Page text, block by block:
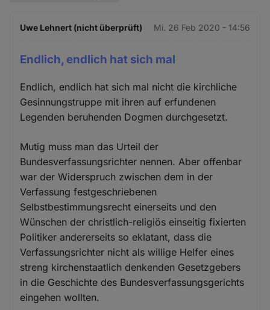
Uwe Lehnert (nicht überprüft) Mi. 26 Feb 2020 - 14:56
Endlich, endlich hat sich mal
Endlich, endlich hat sich mal nicht die kirchliche
Gesinnungstruppe mit ihren auf erfundenen
Legenden beruhenden Dogmen durchgesetzt.
Mutig muss man das Urteil der
Bundesverfassungsrichter nennen. Aber offenbar
war der Widerspruch zwischen dem in der
Verfassung festgeschriebenen
Selbstbestimmungsrecht einerseits und den
Wünschen der christlich-religiös einseitig fixierten
Politiker andererseits so eklatant, dass die
Verfassungsrichter nicht als willige Helfer eines
streng kirchenstaatlich denkenden Gesetzgebers
in die Geschichte des Bundesverfassungsgerichts
eingehen wollten.